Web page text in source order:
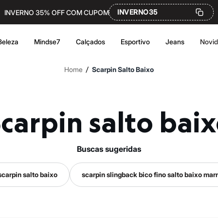
INVERNO 35% OFF COM CUPOM INVERNO35
Mindse7 Calçados Esportivo Jeans
Home / Scarpin Salto Baixo
Scarpin salto
buscas sugeridas
salto baixo scarpin slingback bico fino salto baixo